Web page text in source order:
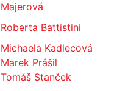
Majerová
Roberta Battistini
Michaela Kadlecová
Marek Prášil
Tomáš Stanček